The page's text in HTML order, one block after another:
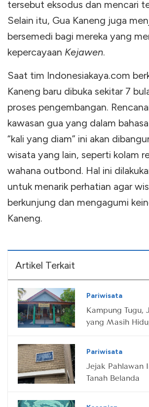
tersebut eksodus dan mencari
Selain itu, Gua Kaneng juga
bersemedi bagi mereka yang
kepercayaan Kejawen.
Saat tim Indonesiakaya.com
Kaneng baru dibuka sekitar 7
proses pengembangan.
kawasan gua yang dalam
“kali yang diam” ini akan
wisata yang lain, seperti kolam
wahana outbond. Hal ini
untuk menarik perhatian agar
berkunjung dan mengagumi
Kaneng.
Artikel Terkait
Pariwisata
Kampung Tugu,
yang Masih
Pariwisata
Jejak Pahlawan
Tanah Belanda